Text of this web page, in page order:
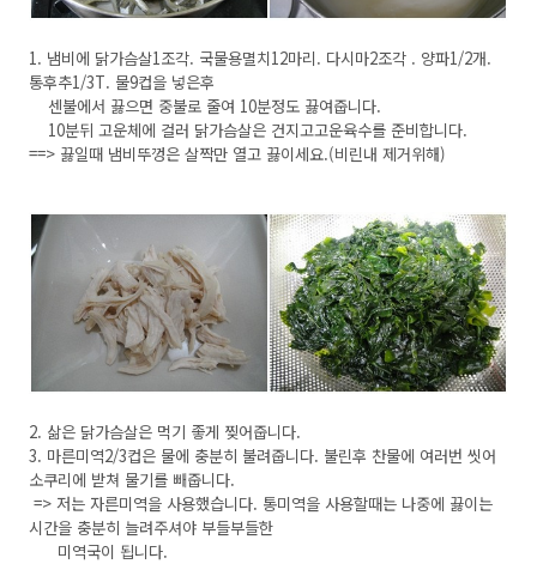
1. 냄비에 닭가슴살1조각. 국물용멸치12마리. 다시마2조각 . 양파1/2개.
통후추1/3T. 물9컵을 넣은후
센불에서 끓으면 중불로 줄여 10분정도 끓여줍니다.
10분뒤 고운체에 걸러 닭가슴살은 건지고고운육수를 준비합니다.
==> 끓일때 냄비뚜껑은 살짝만 열고 끓이세요.(비린내 제거위해)
2. 삶은 닭가슴살은 먹기 좋게 찢어줍니다.
3. 마른미역2/3컵은 물에 충분히 불려줍니다. 불린후 찬물에 여러번 씻어
소쿠리에 받쳐 물기를 빼줍니다.
=> 저는 자른미역을 사용했습니다. 통미역을 사용할때는 나중에 끓이는
시간을 충분히 늘려주셔야 부들부들한
미역국이 됩니다.